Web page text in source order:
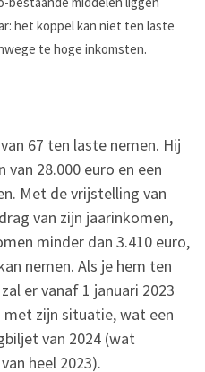
het koppel kan niet ten laste
te hoge inkomsten.
67 ten laste nemen. Hij
28.000 euro en een
Met de vrijstelling van
van zijn jaarinkomen,
minder dan 3.410 euro,
nemen. Als je hem ten
er vanaf 1 januari 2023
zijn situatie, wat een
van 2024 (wat
heel 2023).